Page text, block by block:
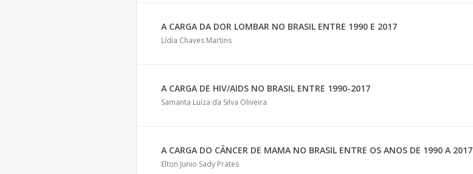
A CARGA DA DOR LOMBAR NO BRASIL ENTRE 1990 E 2017
Lídia Chaves Martins
A CARGA DE HIV/AIDS NO BRASIL ENTRE 1990-2017
Samanta Luíza da Silva Oliveira
A CARGA DO CÂNCER DE MAMA NO BRASIL ENTRE OS ANOS DE 1990 A 2017
Elton Junio Sady Prates